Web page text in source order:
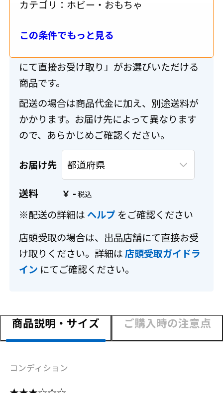
カテゴリ： ホビー・おもちゃ
この条件でもっと見る
にて直接お受け取り」がお選びいただける
商品です。
配送の場合は商品代金に加え、別途送料が
かかります。お届け先によって異なります
ので、あらかじめご確認ください。
お届け先
送料 ￥ -
※配送の詳細は ヘルプ をご確認ください
店頭受取の場合は、出品店舗にて直接お受
け取りください。詳細は店頭受取ガイドラ
イン にてご確認ください。
商品説明・サイズ ご購入時の注意点
コンディション